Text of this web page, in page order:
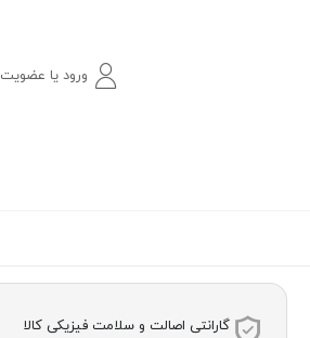
ورود یا عضویت
گارانتی اصالت و سلامت فیزیکی کالا